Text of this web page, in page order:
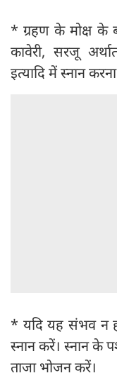
* ग्रहण के मोक्ष के
कावेरी, सरजू
इत्यादि में स्नान
* यदि यह संभव न
स्नान करें। स्नान के
ताजा भोजन करें।